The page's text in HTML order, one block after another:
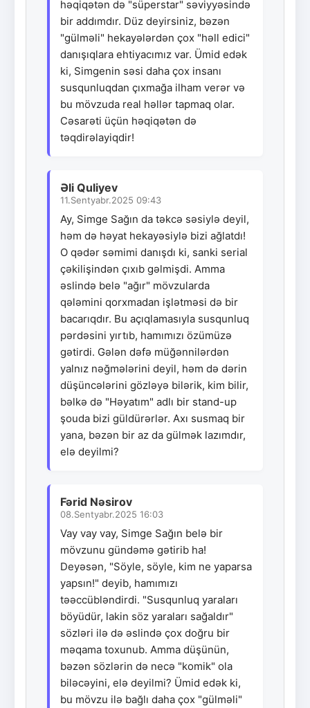
həqiqətən də "süperstar" səviyyəsində
bir addımdır. Düz deyirsiniz, bəzən
"gülməli" hekayələrdən çox "həll edici"
danışıqlara ehtiyacımız var. Ümid edək
ki, Simgenin səsi daha çox insanı
susqunluqdan çıxmağa ilham verər və
bu mövzuda real həllər tapmaq olar.
Cəsarəti üçün həqiqətən də
təqdirəlayiqdir!
Əli Quliyev
11.Sentyabr.2025 09:43
Ay, Simge Sağın da təkcə səsiylə deyil,
həm də həyat hekayəsiylə bizi ağlatdı!
O qədər səmimi danışdı ki, sanki serial
çəkilişindən çıxıb gəlmişdi. Amma
əslində belə "ağır" mövzularda
qələmini qorxmadan işlətməsi də bir
bacarıqdır. Bu açıqlamasıyla susqunluq
pərdəsini yırtıb, hamımızı özümüzə
gətirdi. Gələn dəfə müğənnilərdən
yalnız nəğmələrini deyil, həm də dərin
düşüncələrini gözləyə bilərik, kim bilir,
bəlkə də "Həyatım" adlı bir stand-up
şouda bizi güldürərlər. Axı susmaq bir
yana, bəzən bir az da gülmək lazımdır,
elə deyilmi?
Fərid Nəsirov
08.Sentyabr.2025 16:03
Vay vay vay, Simge Sağın belə bir
mövzunu gündəmə gətirib ha!
Deyəsən, "Söyle, söyle, kim ne yaparsa
yapsın!" deyib, hamımızı
təəccübləndirdi. "Susqunluq yaraları
böyüdür, lakin söz yaraları sağaldır"
sözləri ilə də əslində çox doğru bir
məqama toxunub. Amma düşünün,
bəzən sözlərin də necə "komik" ola
biləcəyini, elə deyilmi? Ümid edək ki,
bu mövzu ilə bağlı daha çox "gülməli"